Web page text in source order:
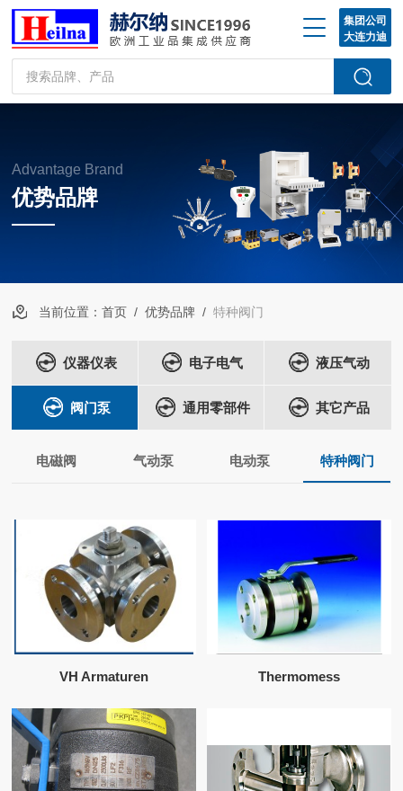
集团公司
大连力迪
Advantage Brand
优势品牌
当前位置：首页 /优势品牌 /特种阀门
仪器仪表 电子电气 液压气动
阀门泵 通用零部件 其它产品
电磁阀 气动泵 电动泵 特种阀门
VH Armaturen Thermomess